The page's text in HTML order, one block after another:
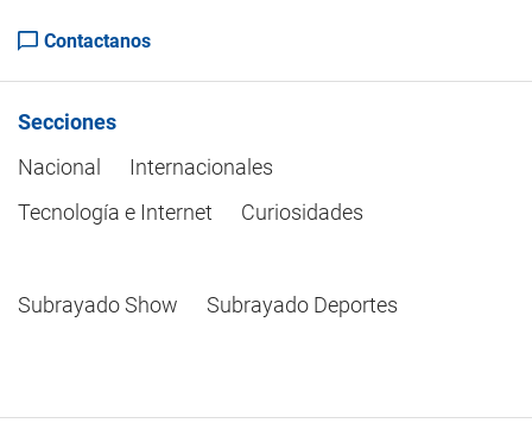
Contactanos
Secciones
Nacional
Internacionales
Tecnología e Internet
Curiosidades
Subrayado Show Subrayado Deportes